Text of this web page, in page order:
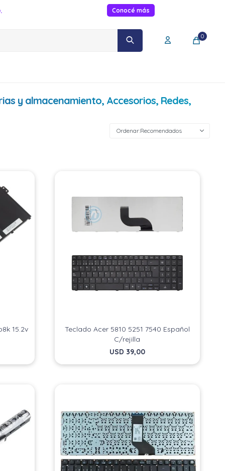
Conocé más
0
y almacenamiento, Accesorios, Redes,
Recomendados
15.2v
Teclado Acer 5810 5251 7540 Español
C/rejilla
USD 39,00